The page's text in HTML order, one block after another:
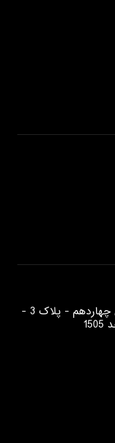
​تهران- بلوار اشرفی اصفهانی - گلستان چهاردهم - پلاک 3 -